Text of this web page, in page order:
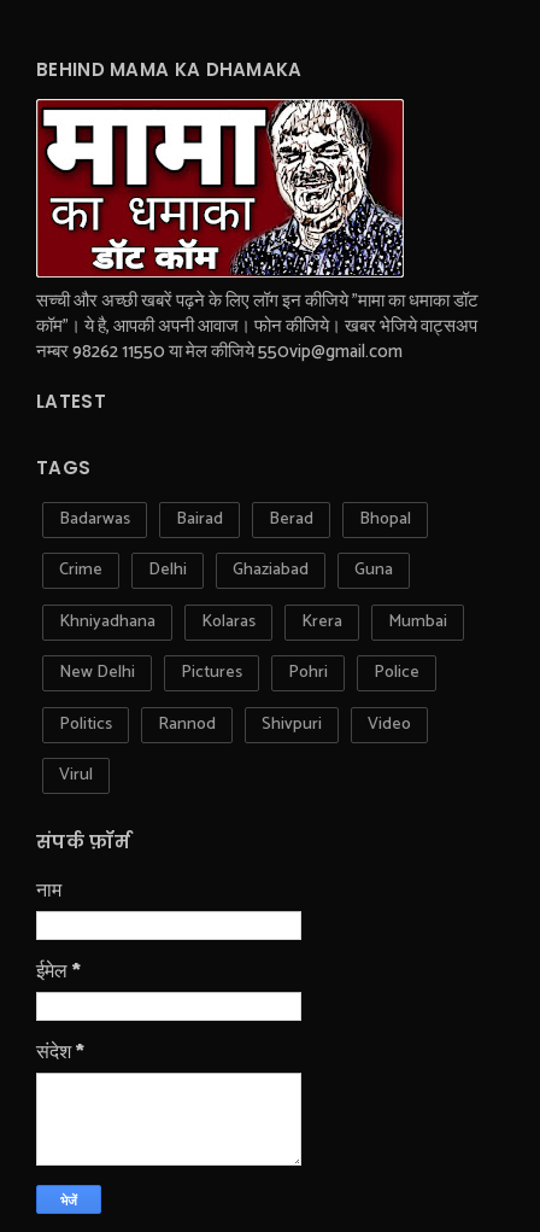
BEHIND MAMA KA DHAMAKA
सच्ची और अच्छी खबरें पढ़ने के लिए लॉग इन कीजिये "मामा का धमाका डॉट
कॉम"। ये है, आपकी अपनी आवाज। फोन कीजिये। खबर भेजिये वाट्सअप
नम्बर 98262 11550 या मेल कीजिये 550vip@gmail.com
LATEST
TAGS
Badarwas Bairad Berad
Bhopal
Crime
Delhi Ghaziabad
Guna
Khniyadhana
Kolaras Krera
Mumbai
New Delhi
Pictures Pohri
Police
Politics
Rannod Shivpuri
Video
Virul
संपर्क फ़ॉर्म
नाम
ईमेल*
संदेश*